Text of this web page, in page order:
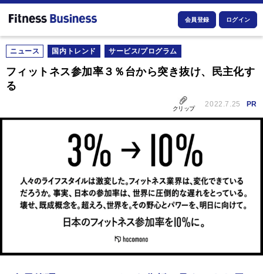
会員登録 ログイン
ニュース 国内トレンド サービス/プログラム
フィットネス参加率３％台から突き抜け、民主化す
る
クリップ
2022.7.25 PR